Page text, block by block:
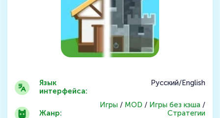
Язык
интерфейса:
Жанр:
Русский/English
Игры / MOD / Игры без кэша /
Стратегии